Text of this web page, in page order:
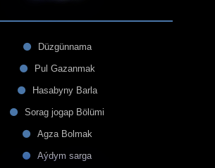
Düzgünnama
Pul Gazanmak
Hasabyny Barla
Sorag jogap Bölümi
Agza Bolmak
Aýdym sarga